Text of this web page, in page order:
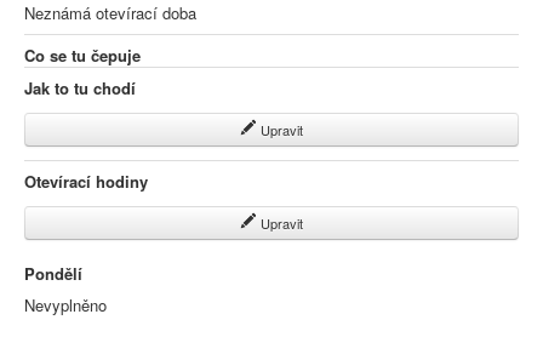
Neznámá otevírací doba
Co se tu čepuje
Jak to tu chodí
Upravit
Otevírací hodiny
Upravit
Pondělí
Nevyplněno